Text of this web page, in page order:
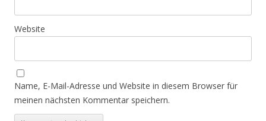
Website
Name, E-Mail-Adresse und Website in diesem Browser für
meinen nächsten Kommentar speichern.